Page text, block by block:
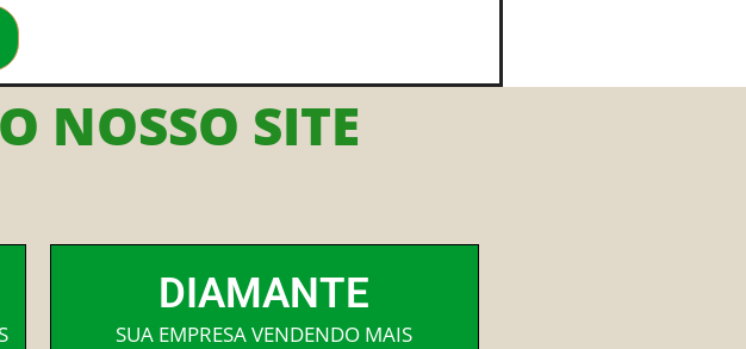
NOSSO SITE
DIAMANTE
SUA EMPRESA VENDENDO MAIS